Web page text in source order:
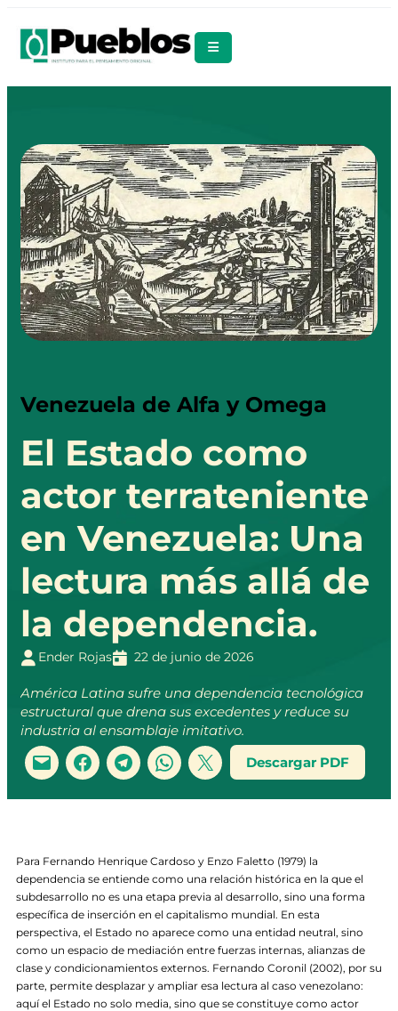
Venezuela de Alfa y Omega
El Estado como
actor terrateniente
en Venezuela: Una
lectura más allá de
la dependencia.
Ender Rojas 22 de junio de 2026
América Latina sufre una dependencia tecnológica
estructural que drena sus excedentes y reduce su
industria al ensamblaje imitativo.
Descargar PDF
Para Fernando Henrique Cardoso y Enzo Faletto (1979) la
dependencia se entiende como una relación histórica en la que el
subdesarrollo no es una etapa previa al desarrollo, sino una forma
específica de inserción en el capitalismo mundial. En esta
perspectiva, el Estado no aparece como una entidad neutral, sino
como un espacio de mediación entre fuerzas internas, alianzas de
clase y condicionamientos externos. Fernando Coronil (2002), por su
parte, permite desplazar y ampliar esa lectura al caso venezolano:
aquí el Estado no solo media, sino que se constituye como actor